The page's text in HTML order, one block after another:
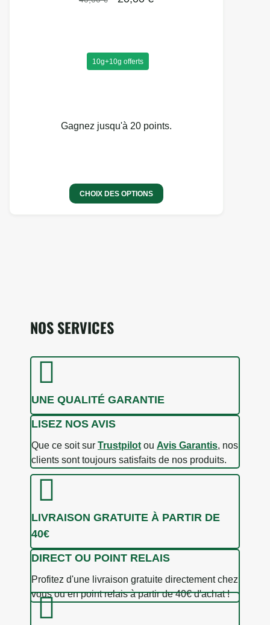
10g+10g offerts
Gagnez jusqu'à 20 points.
CHOIX DES OPTIONS
NOS SERVICES
UNE QUALITÉ GARANTIE
LISEZ NOS AVIS
Que ce soit sur Trustpilot ou Avis Garantis, nos
clients sont toujours satisfaits de nos produits.
LIVRAISON GRATUITE À PARTIR DE
40€
DIRECT OU POINT RELAIS
Profitez d'une livraison gratuite directement chez
vous ou en point relais à partir de 40€ d'achat !